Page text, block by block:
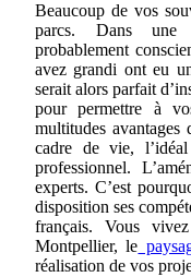
Beaucoup de vos
parcs. Dans une
probablement
avez grandi ont eu
serait alors parfait
pour permettre à
multitudes avantages
cadre de vie,
professionnel.
experts. C’est
disposition ses
français. Vous
Montpellier, le
réalisation de vos